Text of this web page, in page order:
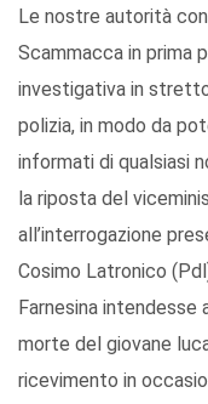
Le nostre autorità
Scammacca in prima
investigativa in
polizia, in modo da
informati di qualsiasi
la riposta del
all’interrogazione
Cosimo Latronico
Farnesina intendesse
morte del giovane
ricevimento in